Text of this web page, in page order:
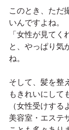
このとき、ただ
いんですよね。
「女性が見てく
と、やっぱり気
ね。
そして、髪を整
もきれいにして
（女性受けす
美容室・エステ